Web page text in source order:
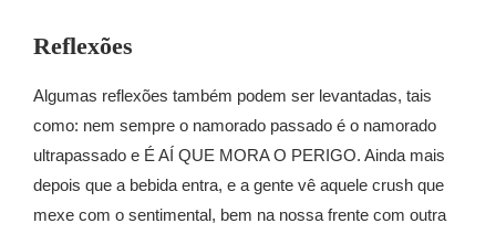
Reflexões
Algumas reflexões também podem ser levantadas, tais
como: nem sempre o namorado passado é o namorado
ultrapassado e É AÍ QUE MORA O PERIGO. Ainda mais
depois que a bebida entra, e a gente vê aquele crush que
mexe com o sentimental, bem na nossa frente com outra